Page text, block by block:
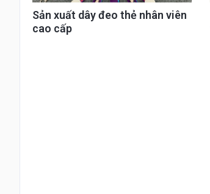
Sản xuất dây đeo thẻ nhân viên
cao cấp